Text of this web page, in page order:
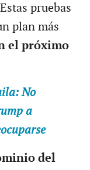
Estas pruebas
plan más
el próximo
No
a
del